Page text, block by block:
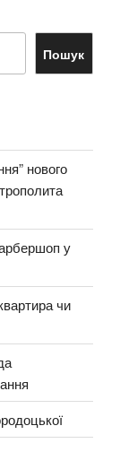
Пошук
нового
у
чи